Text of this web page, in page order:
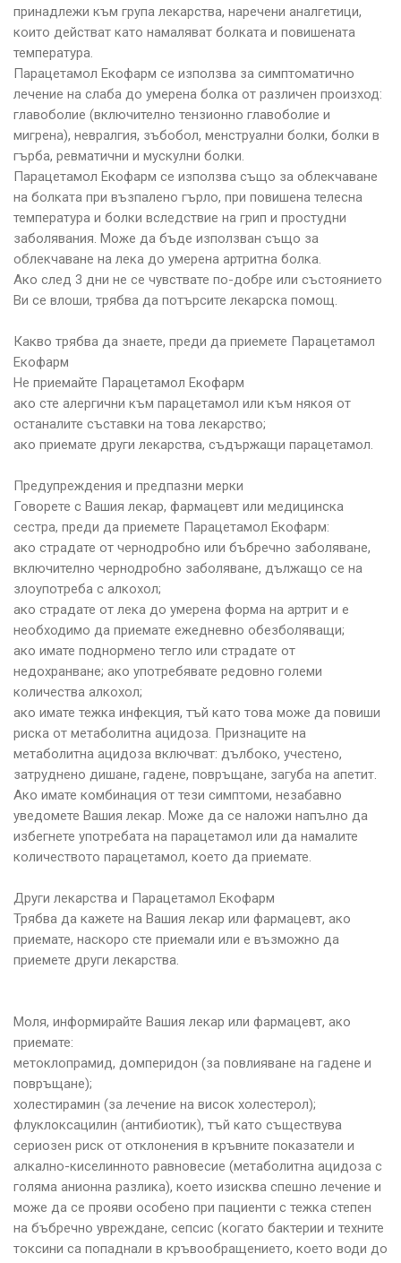
принадлежи към група лекарства, наречени аналгетици,
които действат като намаляват болката и повишената
температура.
Парацетамол Екофарм се използва за симптоматично
лечение на слаба до умерена болка от различен произход:
главоболие (включително тензионно главоболие и
мигрена), невралгия, зъбобол, менструални болки, болки в
гърба, ревматични и мускулни болки.
Парацетамол Екофарм се използва също за облекчаване
на болката при възпалено гърло, при повишена телесна
температура и болки вследствие на грип и простудни
заболявания. Може да бъде използван също за
облекчаване на лека до умерена артритна болка.
Ако след 3 дни не се чувствате по-добре или състоянието
Ви се влоши, трябва да потърсите лекарска помощ.
Какво трябва да знаете, преди да приемете Парацетамол
Екофарм
Не приемайте Парацетамол Екофарм
ако сте алергични към парацетамол или към някоя от
останалите съставки на това лекарство;
ако приемате други лекарства, съдържащи парацетамол.
Предупреждения и предпазни мерки
Говорете с Вашия лекар, фармацевт или медицинска
сестра, преди да приемете Парацетамол Екофарм:
ако страдате от чернодробно или бъбречно заболяване,
включително чернодробно заболяване, дължащо се на
злоупотреба с алкохол;
ако страдате от лека до умерена форма на артрит и е
необходимо да приемате ежедневно обезболяващи;
ако имате поднормено тегло или страдате от
недохранване; ако употребявате редовно големи
количества алкохол;
ако имате тежка инфекция, тъй като това може да повиши
риска от метаболитна ацидоза. Признаците на
метаболитна ацидоза включват: дълбоко, учестено,
затруднено дишане, гадене, повръщане, загуба на апетит.
Ако имате комбинация от тези симптоми, незабавно
уведомете Вашия лекар. Може да се наложи напълно да
избегнете употребата на парацетамол или да намалите
количеството парацетамол, което да приемате.
Други лекарства и Парацетамол Екофарм
Трябва да кажете на Вашия лекар или фармацевт, ако
приемате, наскоро сте приемали или е възможно да
приемете други лекарства.
Моля, информирайте Вашия лекар или фармацевт, ако
приемате:
метоклопрамид, домперидон (за повлияване на гадене и
повръщане);
холестирамин (за лечение на висок холестерол);
флуклоксацилин (антибиотик), тъй като съществува
сериозен риск от отклонения в кръвните показатели и
алкално-киселинното равновесие (метаболитна ацидоза с
голяма анионна разлика), което изисква спешно лечение и
може да се прояви особено при пациенти с тежка степен
на бъбречно увреждане, сепсис (когато бактерии и техните
токсини са попаднали в кръвообращението, което води до